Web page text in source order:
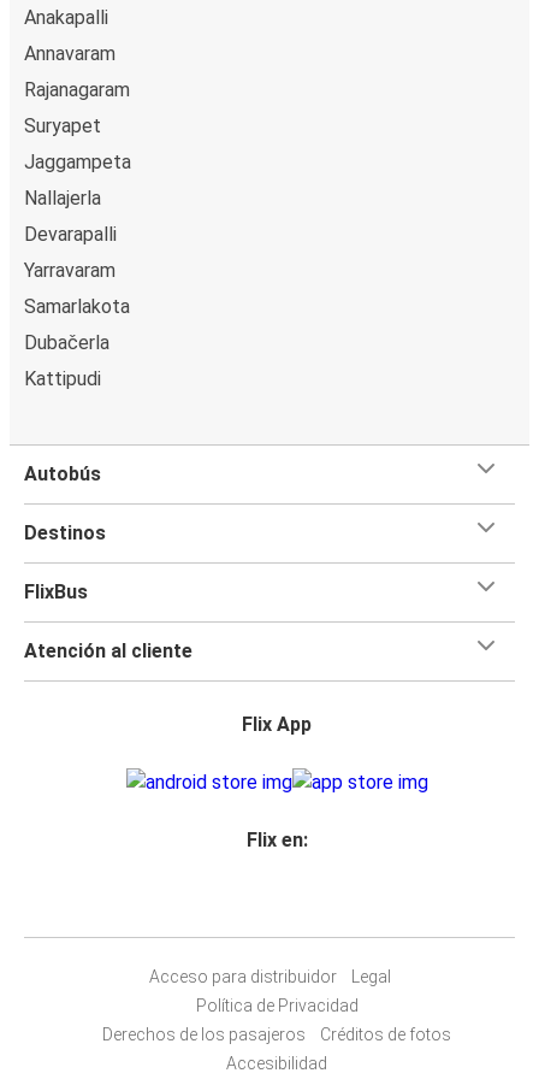
Anakapalli
Annavaram
Rajanagaram
Suryapet
Jaggampeta
Nallajerla
Devarapalli
Yarravaram
Samarlakota
Dubačerla
Kattipudi
Autobús
Destinos
FlixBus
Atención al cliente
Flix App
Flix en:
Acceso para distribuidor
Legal
Política de Privacidad
Derechos de los pasajeros
Créditos de fotos
Accesibilidad